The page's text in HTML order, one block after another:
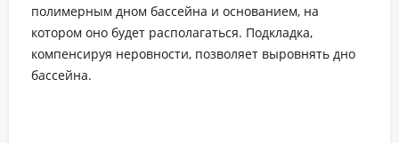
полимерным дном бассейна и основанием, на
котором оно будет располагаться. Подкладка,
компенсируя неровности, позволяет выровнять дно
бассейна.